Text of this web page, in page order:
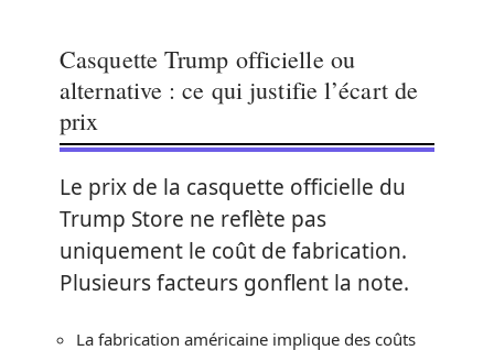
Casquette Trump officielle ou
alternative : ce qui justifie l’écart de
prix
Le prix de la casquette officielle du
Trump Store ne reflète pas
uniquement le coût de fabrication.
Plusieurs facteurs gonflent la note.
La fabrication américaine implique des coûts